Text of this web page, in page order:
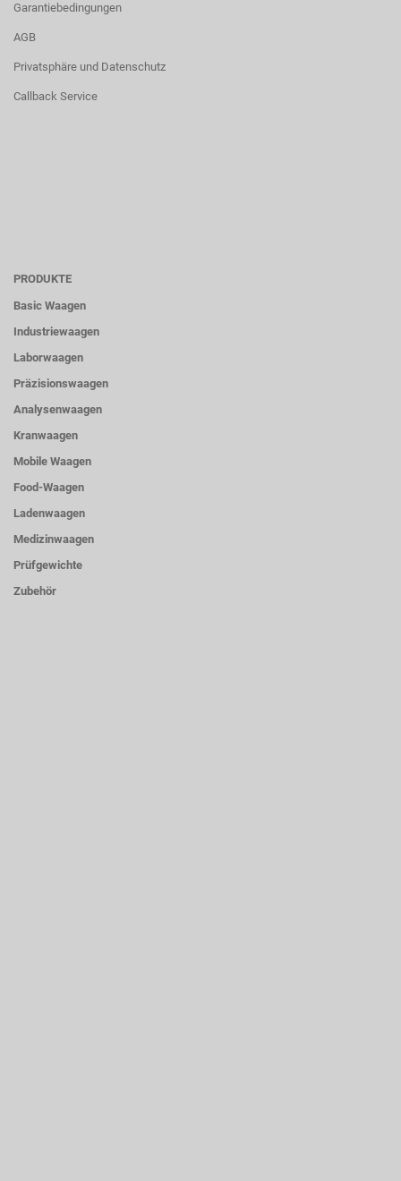
Garantiebedingungen
AGB
Privatsphäre und Datenschutz
Callback Service
PRODUKTE
Basic Waagen
Industriewaagen
Laborwaagen
Präzisionswaagen
Analysenwaagen
Kranwaagen
Mobile Waagen
Food-Waagen
Ladenwaagen
Medizinwaagen
Prüfgewichte
Zubehör